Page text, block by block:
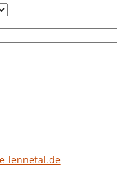
lennetal.de